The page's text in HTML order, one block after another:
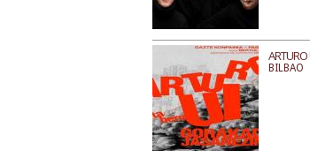
ARTURO
BILBAO